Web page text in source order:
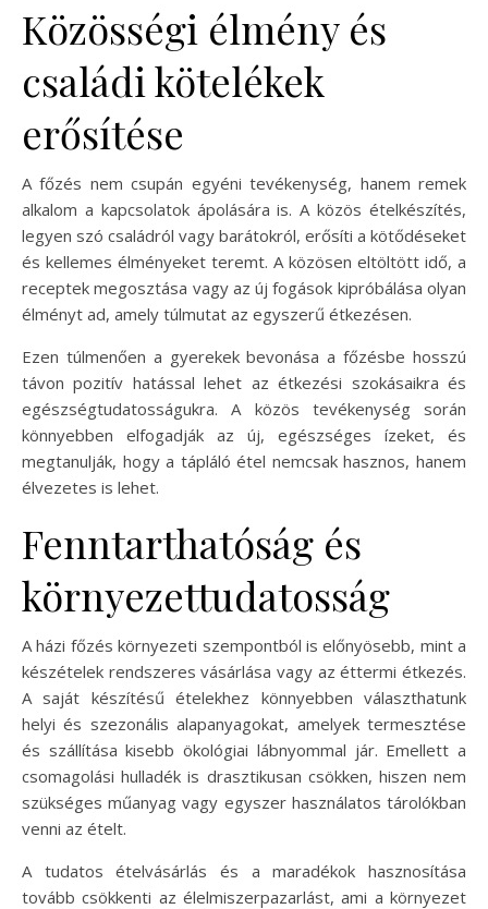
Közösségi élmény és
családi kötelékek
erősítése
A főzés nem csupán egyéni tevékenység, hanem remek
alkalom a kapcsolatok ápolására is. A közös ételkészítés,
legyen szó családról vagy barátokról, erősíti a kötődéseket
és kellemes élményeket teremt. A közösen eltöltött idő, a
receptek megosztása vagy az új fogások kipróbálása olyan
élményt ad, amely túlmutat az egyszerű étkezésen.
Ezen túlmenően a gyerekek bevonása a főzésbe hosszú
távon pozitív hatással lehet az étkezési szokásaikra és
egészségtudatosságukra. A közös tevékenység során
könnyebben elfogadják az új, egészséges ízeket, és
megtanulják, hogy a tápláló étel nemcsak hasznos, hanem
élvezetes is lehet.
Fenntarthatóság és
környezettudatosság
A házi főzés környezeti szempontból is előnyösebb, mint a
készételek rendszeres vásárlása vagy az éttermi étkezés.
A saját készítésű ételekhez könnyebben választhatunk
helyi és szezonális alapanyagokat, amelyek termesztése
és szállítása kisebb ökológiai lábnyommal jár. Emellett a
csomagolási hulladék is drasztikusan csökken, hiszen nem
szükséges műanyag vagy egyszer használatos tárolókban
venni az ételt.
A tudatos ételvásárlás és a maradékok hasznosítása
tovább csökkenti az élelmiszerpazarlást, ami a környezet